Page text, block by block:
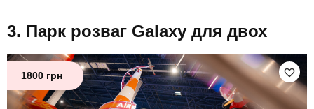
Парк розваг Galaxy для двох
1800 грн